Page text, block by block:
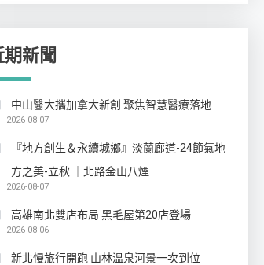
新聞
中山醫大攜加拿大新創 聚焦智慧醫療落地
2026-08-07
『地方創生＆永續城鄉』淡蘭廊道-24節氣地
方之美-立秋 ｜北路金山八煙
2026-08-07
高雄南北雙店布局 黑毛屋第20店登場
2026-08-06
新北慢旅行開跑 山林溫泉河景一次到位